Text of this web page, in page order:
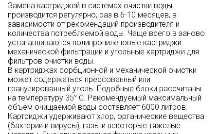
Замена картриджей в системах очистки воды
производится регулярно, раз в 6-10 месяцев, в
зависимости от рекомендаций производителя и
количества потребляемой воды. Чаще всего в заново
устанавливаются полипропиленовые картриджи
механической фильтрации и угольные картриджи для
фильтров очистки воды.
В картриджах сорбционной и механической очистки
может содержаться прессованный или
гранулированный уголь. Подобные блоки рассчитаны
на температуру 35° С. Рекомендуемый максимальный
объем очищаемой воды составляет 6000 литров.
Картриджи удерживают хлор, органические вещества
(бактерии и вирусы), газы и некоторые тяжелые